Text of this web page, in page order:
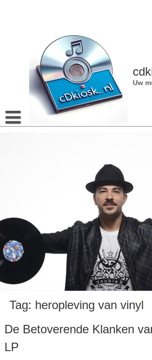
Uw
Tag: heropleving van vinyl
De Betoverende Klanken
LP